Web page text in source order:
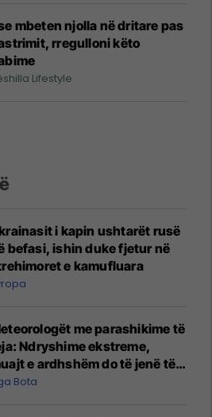
mbeten njolla në dritare pas
rregulloni këto
Lifestyle
i kapin ushtarët rusë
befasi, ishin duke fjetur në
e kamufluara
me parashikime të
Ndryshime ekstreme,
e ardhshëm do të jenë të
Bota